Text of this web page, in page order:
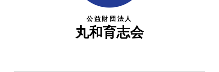
公益財団法人
丸和育志会